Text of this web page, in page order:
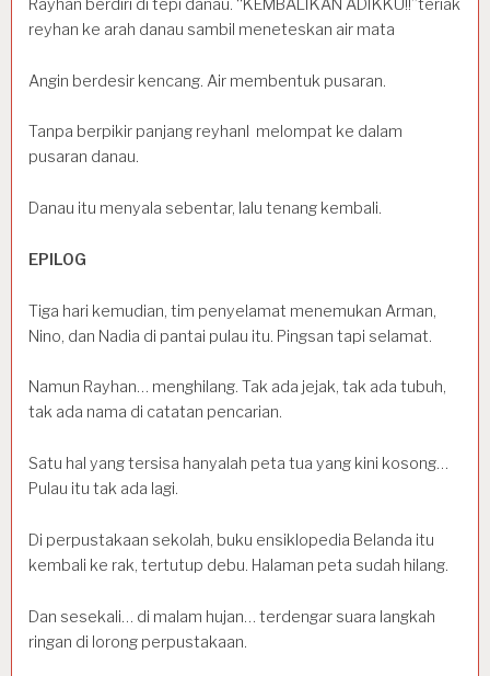
Rayhan berdiri di tepi danau. “KEMBALIKAN ADIKKU!!”teriak
reyhan ke arah danau sambil meneteskan air mata
Angin berdesir kencang. Air membentuk pusaran.
Tanpa berpikir panjang reyhanl melompat ke dalam
pusaran danau.
Danau itu menyala sebentar, lalu tenang kembali.
EPILOG
Tiga hari kemudian, tim penyelamat menemukan Arman,
Nino, dan Nadia di pantai pulau itu. Pingsan tapi selamat.
Namun Rayhan… menghilang. Tak ada jejak, tak ada tubuh,
tak ada nama di catatan pencarian.
Satu hal yang tersisa hanyalah peta tua yang kini kosong…
Pulau itu tak ada lagi.
Di perpustakaan sekolah, buku ensiklopedia Belanda itu
kembali ke rak, tertutup debu. Halaman peta sudah hilang.
Dan sesekali… di malam hujan… terdengar suara langkah
ringan di lorong perpustakaan.